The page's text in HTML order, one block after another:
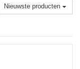
Nieuwste producten